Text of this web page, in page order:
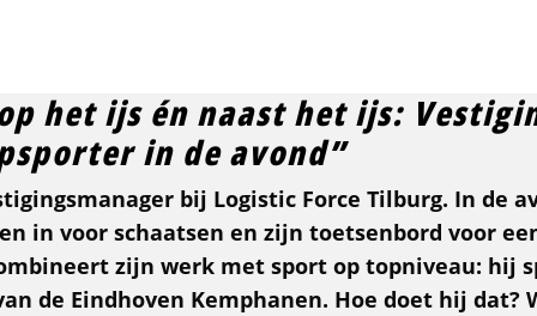
Populaire locaties
Vacatures in Rotterdam
Code 95
Alle code 95 opleidingen
Kom in contact
Vestigingen & afdelingen
UBrands
UBrands - Legends in Supply Chain
het ijs én naast het ijs:
in de avond”
bij Logistic Force Tilburg. In de
in voor schaatsen en zijn toetsenbord voor
zijn werk met sport op topniveau: hij
de Eindhoven Kemphanen. Hoe doet hij dat?